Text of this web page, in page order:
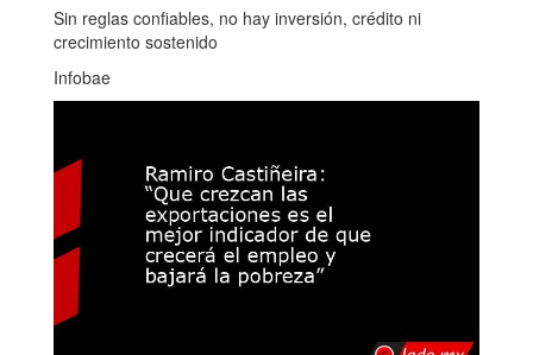
Sin reglas confiables, no hay inversión, crédito ni
crecimiento sostenido
Infobae